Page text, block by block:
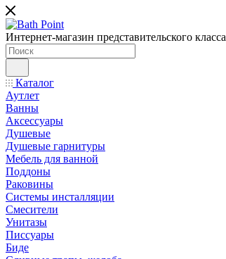
Интернет-магазин представительского класса
Каталог
Аутлет
Ванны
Аксессуары
Душевые
Душевые гарнитуры
Мебель для ванной
Поддоны
Раковины
Системы инсталляции
Смесители
Унитазы
Писсуары
Биде